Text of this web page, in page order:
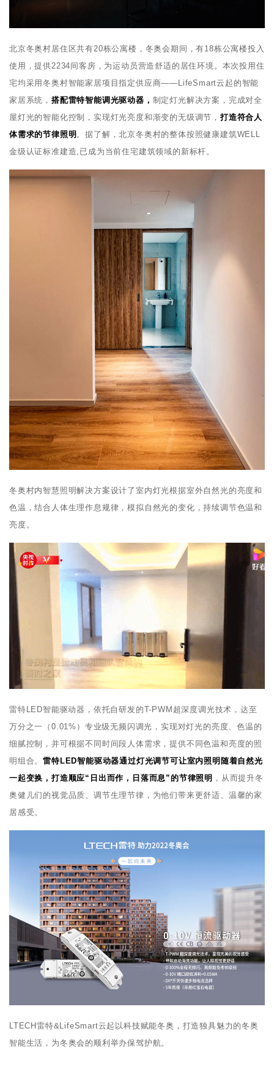
北京冬奥村居住区共有20栋公寓楼，冬奥会期间，有18栋公寓楼投入
使用，提供2234间客房，为运动员营造舒适的居住环境。本次投用住
宅均采用冬奥村智能家居项目指定供应商——LifeSmart云起的智能
家居系统， 搭配雷特智能调光驱动器， 制定灯光解决方案，完成对全
屋灯光的智能化控制，实现灯光亮度和渐变的无级调节， 打造符合人
体需求的节律照明 。据了解，北京冬奥村的整体按照健康建筑WELL
金级认证标准建造,已成为当前住宅建筑领域的新标杆。
冬奥村内智慧照明解决方案设计了室内灯光根据室外自然光的亮度和
色温，结合人体生理作息规律，模拟自然光的变化，持续调节色温和
亮度。
雷特LED智能驱动器，依托自研发的T-PWM超深度调光技术，达至
万分之一（0.01%）专业级无频闪调光，实现对灯光的亮度、色温的
细腻控制，并可根据不同时间段人体需求，提供不同色温和亮度的照
明组合。雷特LED智能驱动器通过灯光调节可让室内照明随着自然光
一起变换，打造顺应“日出而作，日落而息”的节律照明 ，从而提升冬
奥健儿们的视觉品质、调节生理节律，为他们带来更舒适、温馨的家
居感受。
LTECH雷特&LifeSmart云起以科技赋能冬奥，打造独具魅力的冬奥
智能生活，为冬奥会的顺利举办保驾护航。